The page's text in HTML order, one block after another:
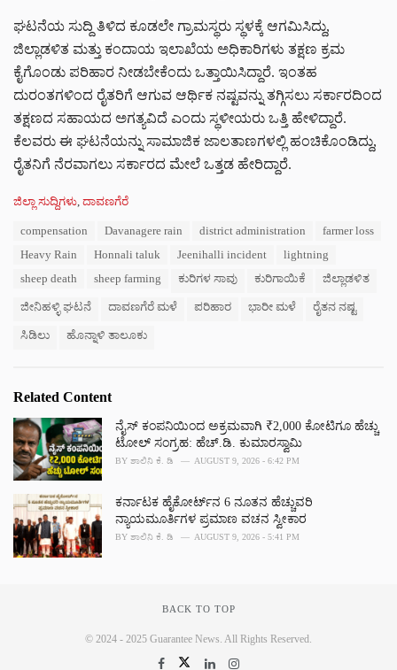
ಘಟನೆಯ ಸುದ್ದಿ ತಿಳಿದ ಕೂಡಲೇ ಗ್ರಾಮಸ್ಥರು ಸ್ಥಳಕ್ಕೆ ಆಗಮಿಸಿದ್ದು,
ಜಿಲ್ಲಾಡಳಿತ ಮತ್ತು ಕಂದಾಯ ಇಲಾಖೆಯ ಅಧಿಕಾರಿಗಳು ತಕ್ಷಣ ಕ್ರಮ
ಕೈಗೊಂಡು ಪರಿಹಾರ ನೀಡಬೇಕೆಂದು ಒತ್ತಾಯಿಸಿದ್ದಾರೆ. ಇಂತಹ
ದುರಂತಗಳಿಂದ ರೈತರಿಗೆ ಆಗುವ ಆರ್ಥಿಕ ನಷ್ಟವನ್ನು ತಗ್ಗಿಸಲು ಸರ್ಕಾರದಿಂದ
ತಕ್ಷಣದ ಸಹಾಯದ ಅಗತ್ಯವಿದೆ ಎಂದು ಸ್ಥಳೀಯರು ಒತ್ತಿ ಹೇಳಿದ್ದಾರೆ.
ಕೆಲವರು ಈ ಘಟನೆಯನ್ನು ಸಾಮಾಜಿಕ ಜಾಲತಾಣಗಳಲ್ಲಿ ಹಂಚಿಕೊಂಡಿದ್ದು,
ರೈತನಿಗೆ ನೆರವಾಗಲು ಸರ್ಕಾರದ ಮೇಲೆ ಒತ್ತಡ ಹೇರಿದ್ದಾರೆ.
C
ಜಿಲ್ಲಾ ಸುದ್ದಿಗಳು ದಾವಣಗೆರೆ
compensation Davanagere rain district administration
farmer loss
Heavy Rain
Honnali taluk Jeenihalli incident
lightning
sheep death
sheep farming ಕುರಿಗಳ ಸಾವು ಕುರಿಗಾಯಿಕೆ ಜಿಲ್ಲಾಡಳಿತ
ಜೀನಿಹಳ್ಳಿ ಘಟನೆ ದಾವಣಗೆರೆ ಮಳೆ ಪರಿಹಾರ ಭಾರೀ ಮಳೆ ರೈತನ ನಷ್ಟ
ಸಿಡಿಲು ಹೊನ್ನಾಳಿ ತಾಲೂಕು
Related Content
ನೈಸ್ ಕಂಪನಿಯಿಂದ ಅಕ್ರಮವಾಗಿ ₹2,000 ಕೋಟಿಗೂ ಹೆಚ್ಚು
ಟೋಲ್ ಸಂಗ್ರಹ: ಹೆಚ್.ಡಿ. ಕುಮಾರಸ್ವಾಮಿ
BY ಶಾಲಿನಿ ಕೆ. ಡಿ AUGUST 9, 2026 - 6:42 PM
ಕರ್ನಾಟಕ ಹೈಕೋರ್ಟ್‌ನ 6 ನೂತನ ಹೆಚ್ಚುವರಿ
ನ್ಯಾಯಮೂರ್ತಿಗಳ ಪ್ರಮಾಣ ವಚನ ಸ್ವೀಕಾರ
BY ಶಾಲಿನಿ ಕೆ. ಡಿ AUGUST 9, 2026 - 5:41 PM
BACK TO TOP
© 2024 - 2025 Guarantee News. All Rights Reserved.